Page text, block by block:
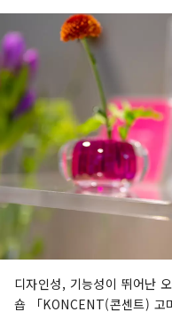
디자인성, 기능성이 뛰어난
숍 「KONCENT(콘센트) 고